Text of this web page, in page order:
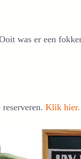
was er een
Klik hier.